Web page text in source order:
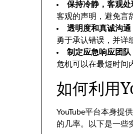
保持冷静，客观处
客观的声明，避免言
透明度和真诚沟通
勇于承认错误，并详
制定应急响应团队
危机可以在最短时间
如何利用
YouTube平台本身提
的几率。以下是一些